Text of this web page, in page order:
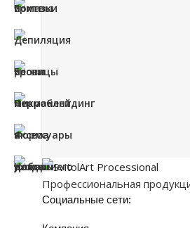
Профессиональная
Социальные сети: